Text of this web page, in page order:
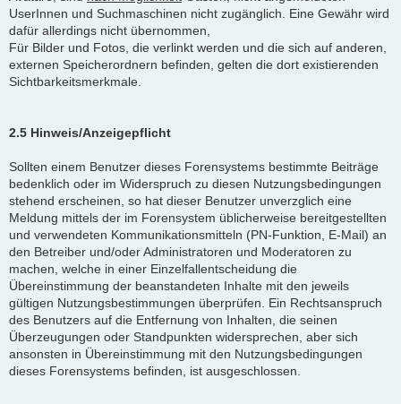
UserInnen und Suchmaschinen nicht zugänglich. Eine Gewähr wird
dafür allerdings nicht übernommen,
Für Bilder und Fotos, die verlinkt werden und die sich auf anderen,
externen Speicherordnern befinden, gelten die dort existierenden
Sichtbarkeitsmerkmale.
2.5 Hinweis/Anzeigepflicht
Sollten einem Benutzer dieses Forensystems bestimmte Beiträge
bedenklich oder im Widerspruch zu diesen Nutzungsbedingungen
stehend erscheinen, so hat dieser Benutzer unverzglich eine
Meldung mittels der im Forensystem üblicherweise bereitgestellten
und verwendeten Kommunikationsmitteln (PN-Funktion, E-Mail) an
den Betreiber und/oder Administratoren und Moderatoren zu
machen, welche in einer Einzelfallentscheidung die
Übereinstimmung der beanstandeten Inhalte mit den jeweils
gültigen Nutzungsbestimmungen überprüfen. Ein Rechtsanspruch
des Benutzers auf die Entfernung von Inhalten, die seinen
Überzeugungen oder Standpunkten widersprechen, aber sich
ansonsten in Übereinstimmung mit den Nutzungsbedingungen
dieses Forensystems befinden, ist ausgeschlossen.